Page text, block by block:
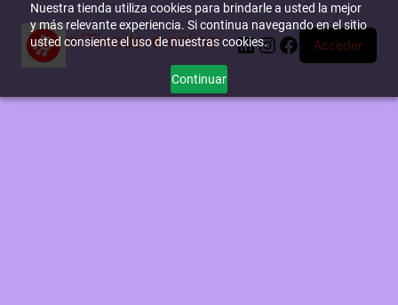
Nuestra tienda utiliza cookies para brindarle a usted la mejor
y más relevante experiencia. Si continua navegando en el sitio
usted consiente el uso de nuestras cookies.
Continuar
miTienda-e.online LinkedIn
Instagram
Facebook
Acceder